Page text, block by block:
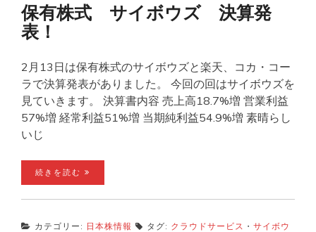
保有株式 サイボウズ 決算発
表！
2月13日は保有株式のサイボウズと楽天、コカ・コー
ラで決算発表がありました。 今回の回はサイボウズを
見ていきます。 決算書内容 売上高18.7%増 営業利益
57%増 経常利益51%増 当期純利益54.9%増 素晴らし
いじ
続きを読む
カテゴリー: 日本株情報 タグ: クラウドサービス ・ サイボウ